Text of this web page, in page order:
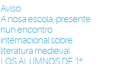
Aviso
A nosa escola, presente
nun encontro
internacional sobre
literatura medieval
LOS ALUMNOS DE 1º